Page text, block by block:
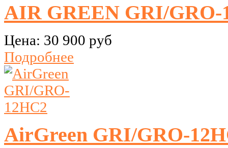
AIR GREEN GRI/GRO-
Цена: 30 900 руб
Подробнее
AirGreen GRI/GRO-